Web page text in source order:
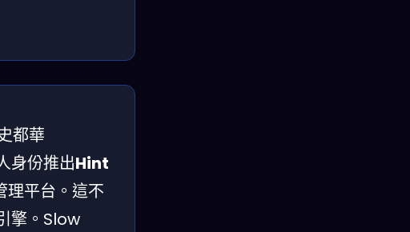
都華
身份推出Hint
平台。這不
擎。Slow